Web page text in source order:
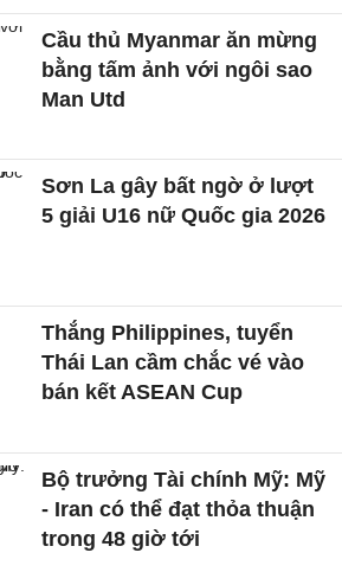
Cầu thủ Myanmar ăn mừng
bằng tấm ảnh với ngôi sao
Man Utd
Sơn La gây bất ngờ ở lượt
5 giải U16 nữ Quốc gia 2026
Thắng Philippines, tuyển
Thái Lan cầm chắc vé vào
bán kết ASEAN Cup
Bộ trưởng Tài chính Mỹ: Mỹ
- Iran có thể đạt thỏa thuận
trong 48 giờ tới